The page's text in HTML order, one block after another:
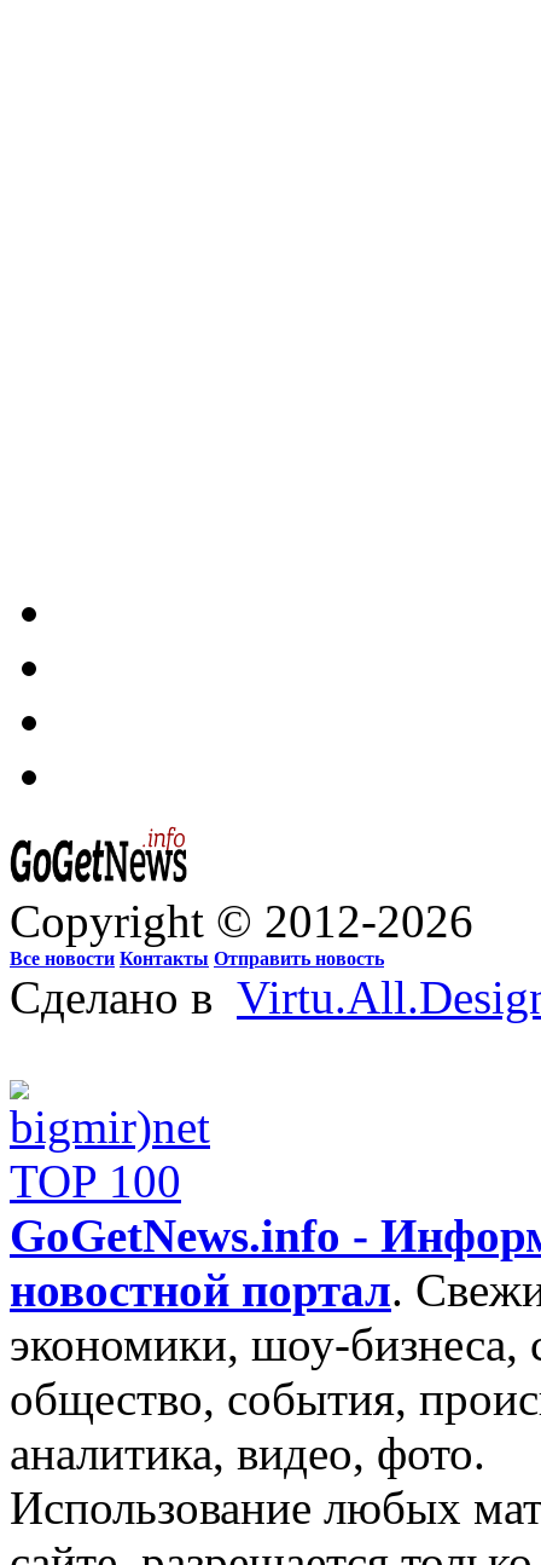
Copyright © 2012-2026
Все новости Контакты Отправить новость
Сделано в
GoGetNews.info -
новостной портал.
экономики, шоу-бизнеса,
общество, события,
аналитика, видео, фото.
Использование любых